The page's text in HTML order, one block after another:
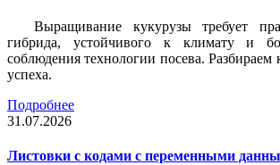
Выращивание кукурузы требует
гибрида, устойчивого к климату и
соблюдения технологии посева.
успеха.
Подробнее
31.07.2026
Листовки c кодами с переменными